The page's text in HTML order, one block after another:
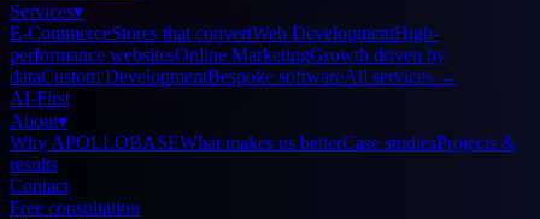
Services▾
E-CommerceStores that convertWeb DevelopmentHigh-
performance websitesOnline MarketingGrowth driven by
dataCustom DevelopmentBespoke softwareAll services →
AI-First
About▾
Why APOLLOBASEWhat makes us betterCase studiesProjects &
results
Contact
Free consultation